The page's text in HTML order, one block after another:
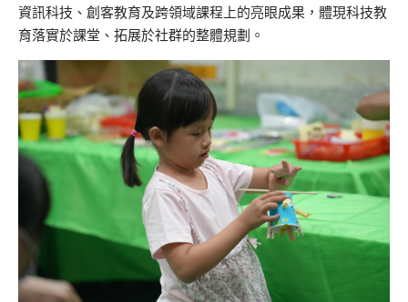
資訊科技、創客教育及跨領域課程上的亮眼成果，體現科技教
育落實於課堂、拓展於社群的整體規劃。